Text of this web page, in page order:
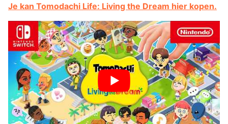
Je kan Tomodachi Life: Living the Dream hier kopen.